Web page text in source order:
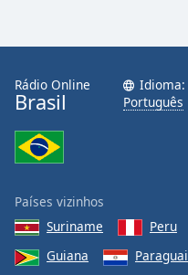
Rádio Online
Brasil
Idioma:
Português
Países vizinhos
Suriname
Peru
Guiana
Paraguai